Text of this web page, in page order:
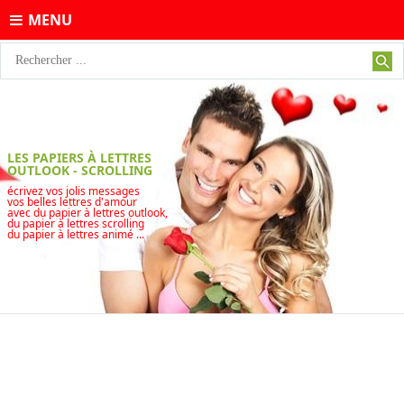
MENU
LES PAPIERS À LETTRES
OUTLOOK - SCROLLING
écrivez vos jolis messages
vos belles lettres d'amour
avec du papier à lettres outlook,
du papier à lettres scrolling
du papier à lettres animé ...